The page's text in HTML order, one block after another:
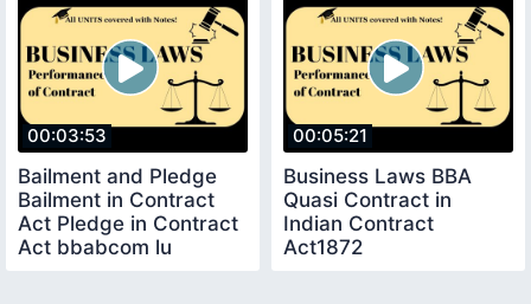
00:03:53
Bailment and Pledge
Bailment in Contract
Act Pledge in Contract
Act bbabcom lu
00:05:21
Business Laws BBA
Quasi Contract in
Indian Contract
Act1872